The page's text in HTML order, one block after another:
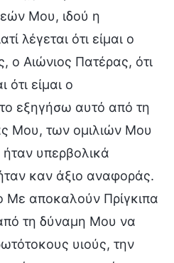
Μου, ιδού η
λέγεται ότι είμαι ο
ο Αιώνιος Πατέρας, ότι
ότι είμαι ο
εξηγήσω αυτό από τη
Μου, των ομιλιών Μου
υπερβολικά
καν άξιο αναφοράς.
Με αποκαλούν Πρίγκιπα
τη δύναμη Μου να
υιούς, την